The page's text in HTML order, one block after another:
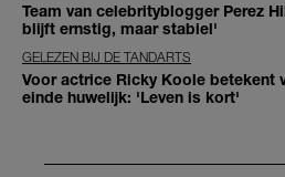
Team van celebrityblogger Perez
blijft ernstig, maar stabiel'
GELEZEN BIJ DE TANDARTS
Voor actrice Ricky Koole betekent
einde huwelijk: 'Leven is kort'